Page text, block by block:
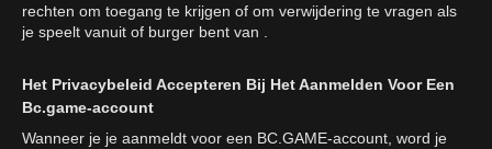
rechten om toegang te krijgen of om verwijdering te vragen als
je speelt vanuit of burger bent van .
Het Privacybeleid Accepteren Bij Het Aanmelden Voor Een
Bc.game-account
Wanneer je je aanmeldt voor een BC.GAME-account, word je